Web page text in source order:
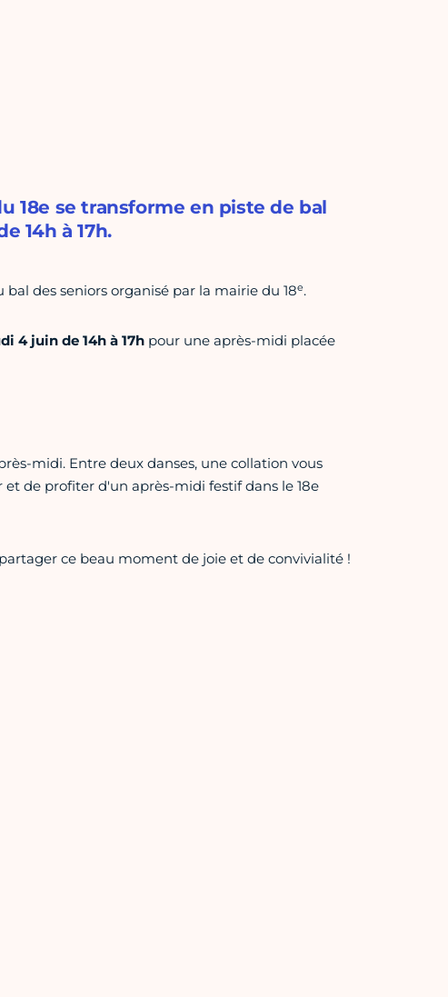
18e se transforme en piste de bal
14h à 17h.
des seniors organisé par la mairie du 18e.
4 juin de 14h à 17hpour une après-midi placée
midi. Entre deux danses, une collation vous
de profiter d'un après-midi festif dans le 18e
ce beau moment de joie et de convivialité !